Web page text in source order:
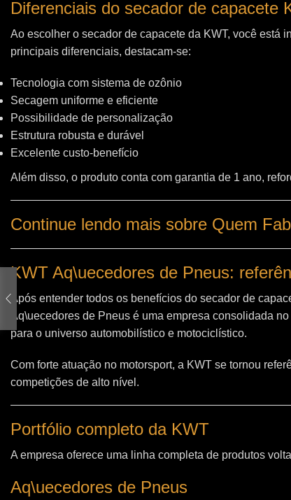
Diferenciais do secador de capacete
Ao escolher o secador de capacete da KWT, você está
principais diferenciais, destacam-se:
Tecnologia com sistema de ozônio
Secagem uniforme e eficiente
Possibilidade de personalização
Estrutura robusta e durável
Excelente custo-benefício
Além disso, o produto conta com garantia de 1 ano,
Continue lendo mais sobre Quem
KWT Aq\uecedores de Pneus:
Após entender todos os benefícios do secador de
Aq\uecedores de Pneus é uma empresa consolidada
para o universo automobilístico e motociclístico.
Com forte atuação no motorsport, a KWT se tornou
competições de alto nível.
Portfólio completo da KWT
A empresa oferece uma linha completa de produtos
Aq\uecedores de Pneus